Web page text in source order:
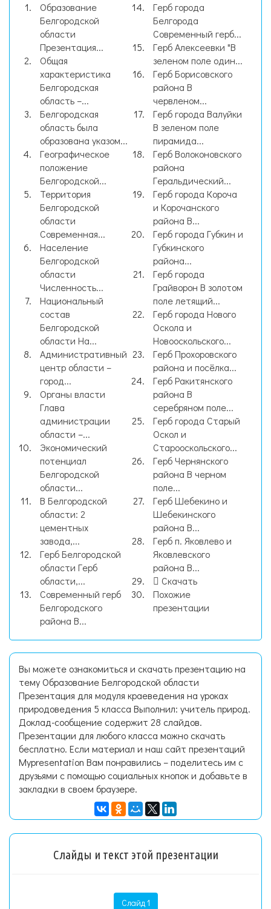
Образование
Белгородской
области
Презентация...
Общая
характеристика
Белгородская
область –...
Белгородская
область была
образована указом...
Географическое
положение
Белгородской...
Территория
Белгородской
области
Современная...
Население
Белгородской
области
Численность...
Национальный
состав
Белгородской
области На...
Административный
центр области –
город...
Органы власти
Глава
администрации
области –...
Экономический
потенциал
Белгородской
области...
В Белгородской
области: 2
цементных
завода,...
Герб Белгородской
области Герб
области,...
Современный герб
Белгородского
района В...
Герб города
Белгорода
Современный герб...
Герб Алексеевки "В
зеленом поле один...
Герб Борисовского
района В
червленом...
Герб города Валуйки
В зеленом поле
пирамида...
Герб Волоконовского
района
Геральдический...
Герб города Короча
и Корочанского
района В...
Герб города Губкин и
Губкинского
района...
Герб города
Грайворон В золотом
поле летящий...
Герб города Нового
Оскола и
Новооскольского...
Герб Прохоровского
района и посёлка...
Герб Ракитянского
района В
серебряном поле...
Герб города Старый
Оскол и
Старооскольского...
Герб Чернянского
района В черном
поле...
Герб Шебекино и
Шебекинского
района В...
Герб п. Яковлево и
Яковлевского
района В...
Скачать
Похожие
презентации
Вы можете ознакомиться и скачать презентацию на
тему Образование Белгородской области
Презентация для модуля краеведения на уроках
природоведения 5 класса Выполнил: учитель природ.
Доклад-сообщение содержит 28 слайдов.
Презентации для любого класса можно скачать
бесплатно. Если материал и наш сайт презентаций
Mypresentation Вам понравились – поделитесь им с
друзьями с помощью социальных кнопок и добавьте в
закладки в своем браузере.
Слайды и текст этой презентации
Слайд 1